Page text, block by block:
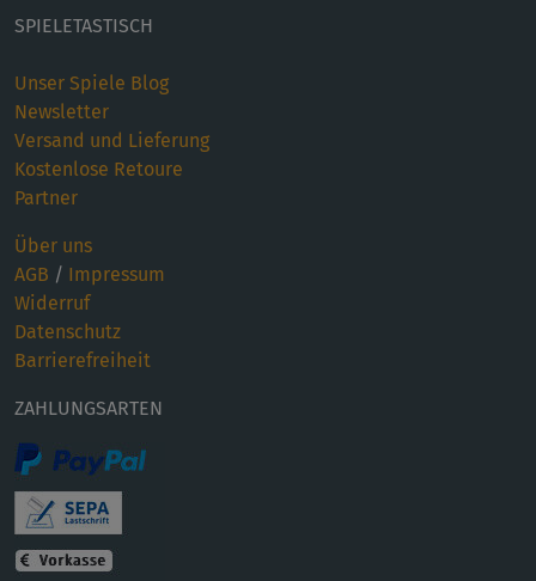
SPIELETASTISCH
Unser Spiele Blog
Newsletter
Versand und Lieferung
Kostenlose Retoure
Partner
Über uns
AGB / Impressum
Widerruf
Datenschutz
Barrierefreiheit
ZAHLUNGSARTEN